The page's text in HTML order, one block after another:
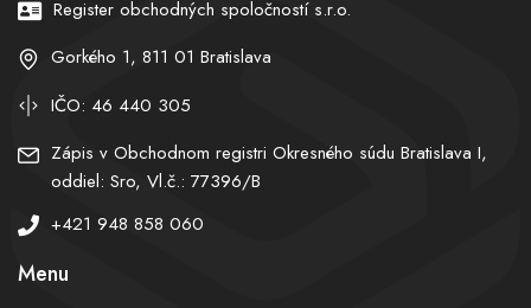
Register obchodných spoločností s.r.o.
Gorkého 1, 811 01 Bratislava
IČO: 46 440 305
Zápis v Obchodnom registri Okresného súdu Bratislava I,
oddiel: Sro, Vl.č.: 77396/B
+421 948 858 060
Menu